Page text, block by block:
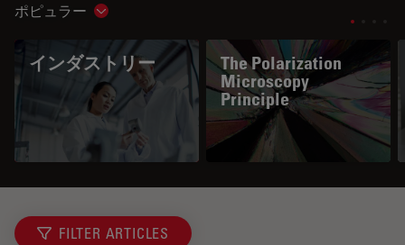
ポピュラー Show subnavigation
インダストリー
The Polarization
Microscopy
Principle
FILTER ARTICLES